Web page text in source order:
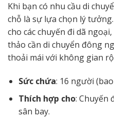
Khi bạn có nhu cầu di
chỗ là sự lựa chọn lý
cho các chuyến đi dã
thảo cần di chuyển đông
thoải mái với không gian
Sức chứa: 16 người
Thích hợp cho: Chuyến
sân bay.